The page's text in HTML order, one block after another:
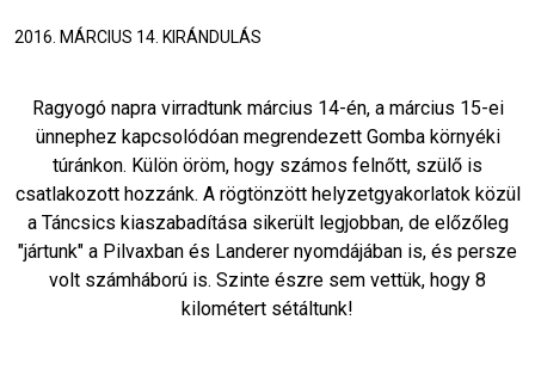
2016. MÁRCIUS 14. KIRÁNDULÁS
Ragyogó napra virradtunk március 14-én, a március 15-ei
ünnephez kapcsolódóan megrendezett Gomba környéki
túránkon. Külön öröm, hogy számos felnőtt, szülő is
csatlakozott hozzánk. A rögtönzött helyzetgyakorlatok közül
a Táncsics kiaszabadítása sikerült legjobban, de előzőleg
"jártunk" a Pilvaxban és Landerer nyomdájában is, és persze
volt számháború is. Szinte észre sem vettük, hogy 8
kilométert sétáltunk!